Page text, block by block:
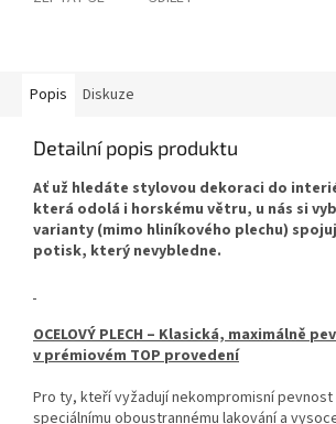
Popis Diskuze
Detailní popis produktu
Ať už hledáte stylovou dekoraci do
která odolá i horskému větru, u nás si
varianty (mimo hliníkového plechu)
potisk, který nevybledne.
OCELOVÝ PLECH – Klasická, maximálně
v prémiovém TOP provedení
Pro ty, kteří vyžadují nekompromisní pevnost
speciálnímu oboustrannému lakování a